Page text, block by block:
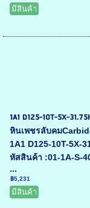
มีสินค้า
1A1 D125-10T-5X-
หินเพชรลับคม
1A1 D125-10T-5X-
หัสสินค้า :01-1A-S-
...
฿5,231
มีสินค้า